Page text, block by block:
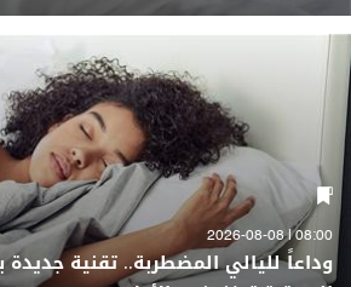
08:00 | 2026-08-08
وداعاً لليالي المضطربة.. تقنية